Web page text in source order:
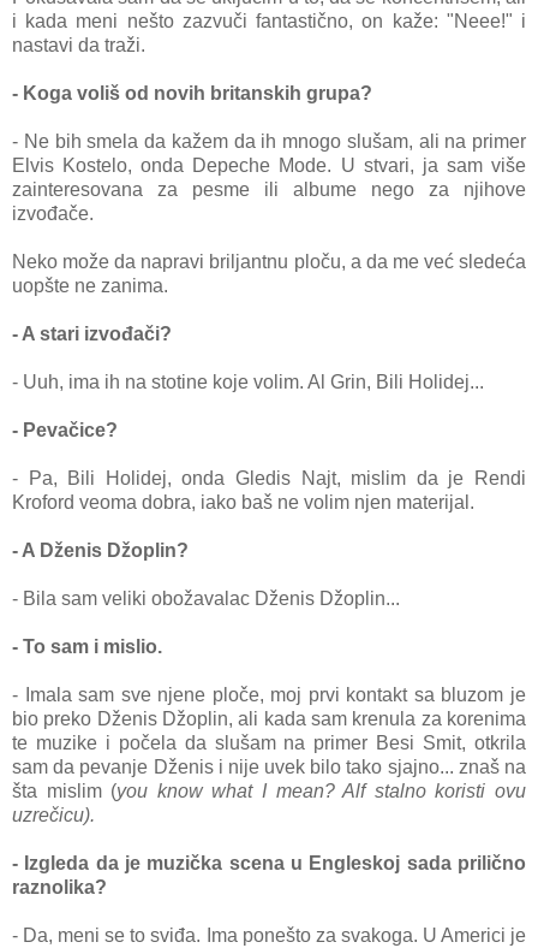
i kada meni nešto zazvuči fantastično, on kaže: "Neee!" i
nastavi da traži.
- Koga voliš od novih britanskih grupa?
- Ne bih smela da kažem da ih mnogo slušam, ali na primer
Elvis Kostelo, onda Depeche Mode. U stvari, ja sam više
zainteresovana za pesme ili albume nego za njihove
izvođače.
Neko može da napravi briljantnu ploču, a da me već sledeća
uopšte ne zanima.
- A stari izvođači?
- Uuh, ima ih na stotine koje volim. Al Grin, Bili Holidej...
- Pevačice?
- Pa, Bili Holidej, onda Gledis Najt, mislim da je Rendi
Kroford veoma dobra, iako baš ne volim njen materijal.
- A Dženis Džoplin?
- Bila sam veliki obožavalac Dženis Džoplin...
- To sam i mislio.
- Imala sam sve njene ploče, moj prvi kontakt sa bluzom je
bio preko Dženis Džoplin, ali kada sam krenula za korenima
te muzike i počela da slušam na primer Besi Smit, otkrila
sam da pevanje Dženis i nije uvek bilo tako sjajno... znaš na
šta mislim (you know what I mean? Alf stalno koristi ovu
uzrečicu).
- Izgleda da je muzička scena u Engleskoj sada prilično
raznolika?
- Da, meni se to sviđa. Ima ponešto za svakoga. U Americi je